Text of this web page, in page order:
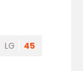
LG 45